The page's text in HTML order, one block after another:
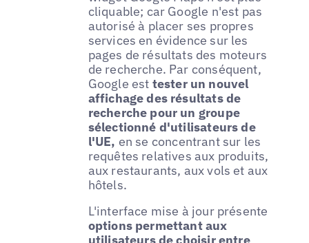
cliquable; car Google n'est pas
autorisé à placer ses propres
services en évidence sur les
pages de résultats des moteurs
de recherche. Par conséquent,
Google est tester un nouvel
affichage des résultats de
recherche pour un groupe
sélectionné d'utilisateurs de
l'UE, en se concentrant sur les
requêtes relatives aux produits,
aux restaurants, aux vols et aux
hôtels.
L'interface mise à jour présente
options permettant aux